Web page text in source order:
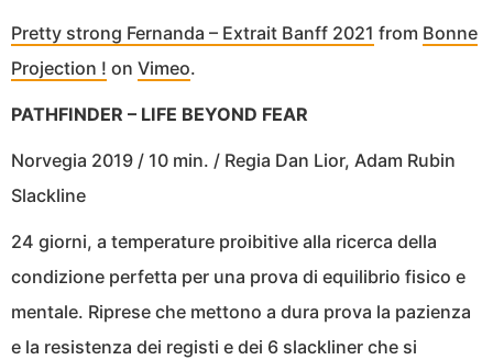
Pretty strong Fernanda – Extrait Banff 2021 from Bonne
Projection ! on Vimeo.
PATHFINDER – LIFE BEYOND FEAR
Norvegia 2019 / 10 min. / Regia Dan Lior, Adam Rubin
Slackline
24 giorni, a temperature proibitive alla ricerca della
condizione perfetta per una prova di equilibrio fisico e
mentale. Riprese che mettono a dura prova la pazienza
e la resistenza dei registi e dei 6 slackliner che si